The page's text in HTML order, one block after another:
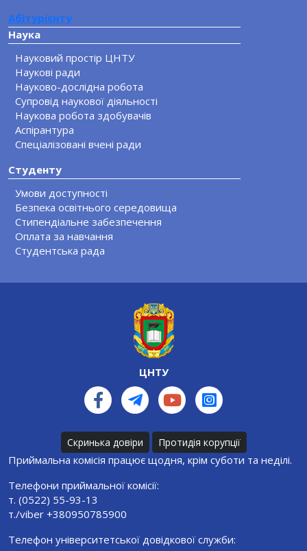
Абітурієнту
Наука
Науковий простір ЦНТУ
Наукові ради
Науково-дослідна робота
Супровід наукової діяльності
Наукова робота здобувачів
Аспірантура
Спеціалізовані вчені ради
Студенту
Умови доступності
Безпека освітнього середовища
Стипендіальне забезпечення
Оплата за навчання
Студентська рада
ЦНТУ
Скринька довіри Протидія корупції
Приймальна комісія працює щодня, крім суботи та неділі.
Телефони приймальної комісії:
т. (0522) 55-93-13
т./viber +380950785900
Телефон університетської довідкової служби: